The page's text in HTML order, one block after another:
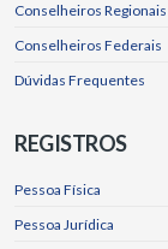
Conselheiros Regionais
Conselheiros Federais
Dúvidas Frequentes
REGISTROS
Pessoa Física
Pessoa Jurídica